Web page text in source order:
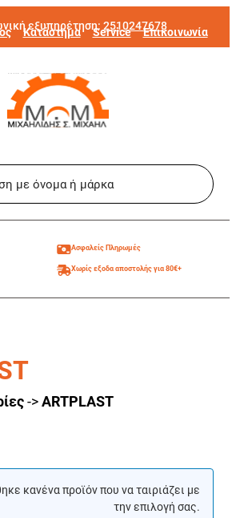
εξυπηρέτηση: 2510247678
Κατάστημα Service Επικοινωνία
Ασφαλείς Πληρωμές
Χωρίς εξοδα αποστολής για 80€+
->ARTPLAST
κανένα προϊόν που να ταιριάζει με
την επιλογή σας.